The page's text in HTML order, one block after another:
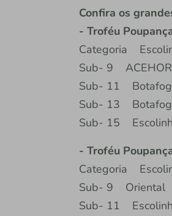
Confira os
- Troféu
Categoria
Sub- 9
Sub- 11
Sub- 13
Sub- 15
- Troféu
Categoria
Sub- 9 Oriental
Sub- 11